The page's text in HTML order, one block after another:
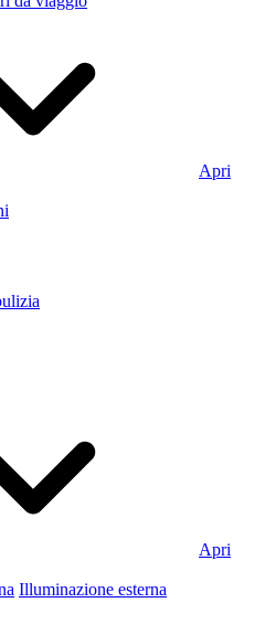
Apri
Apri
Illuminazione esterna